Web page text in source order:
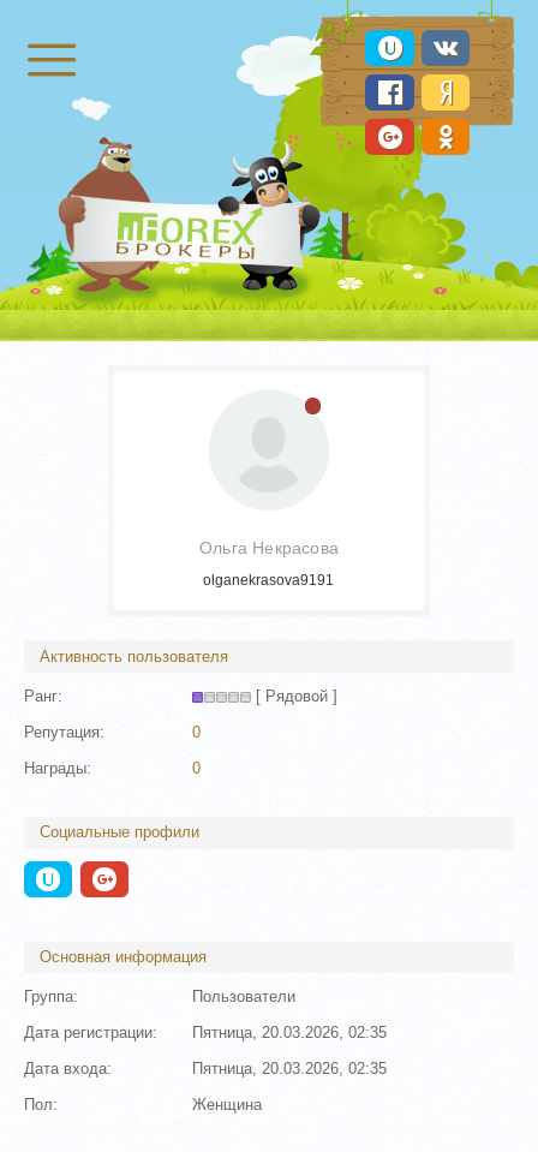
Брокеры Форекс
Ольга Некрасова
olganekrasova9191
Активность пользователя
Ранг: [ Рядовой ]
Репутация: 0
Награды: 0
Социальные профили
Основная информация
Группа: Пользователи
Дата регистрации: Пятница, 20.03.2026, 02:35
Дата входа: Пятница, 20.03.2026, 02:35
Пол: Женщина